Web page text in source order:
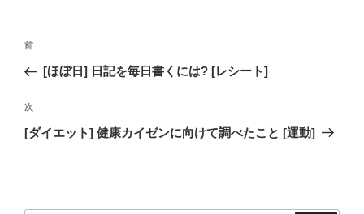
投
ナ
ビ
ゲ
前
の
稿
前
[ほぼ日] 日記を毎日書くには? [レシート]
次
の
次
[ダイエット] 健康カイゼンに向けて調べたこと [運動]